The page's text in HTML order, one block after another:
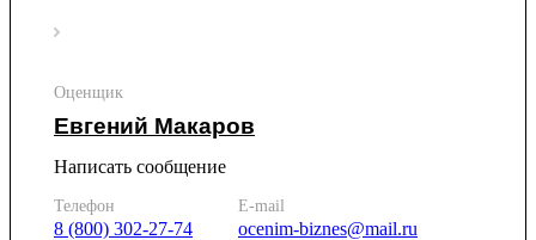
Оценщик
Евгений Макаров
Написать сообщение
Телефон
8 (800) 302-27-74
E-mail
ocenim-biznes@mail.ru
Йошкар-Ола
Калининград
Каменка